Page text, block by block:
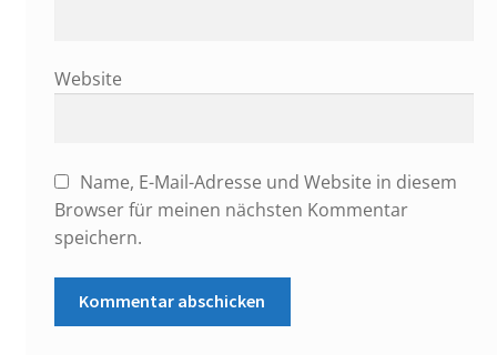
Website
Name, E-Mail-Adresse und Website in diesem
Browser für meinen nächsten Kommentar
speichern.